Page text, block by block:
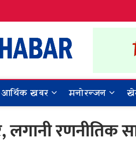
ALL NEWS IN NEPAL
आर्थिक खबर मनोरन्जन
लगानी रणनीतिक